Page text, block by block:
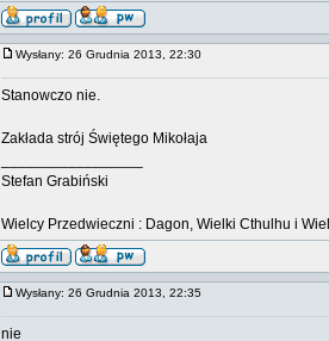
Wysłany: 26 Grudnia 2013, 22:30
Stanowczo nie.
Zakłada strój Świętego Mikołaja
Stefan Grabiński
Wielcy Przedwieczni : Dagon, Wielki Cthulhu i
Wysłany: 26 Grudnia 2013, 22:35
nie